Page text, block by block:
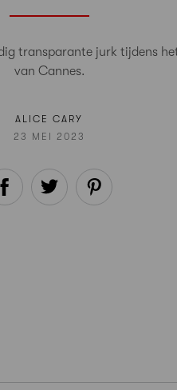
transparante jurk tijdens
van Cannes.
ALICE CARY
23 MEI 2023